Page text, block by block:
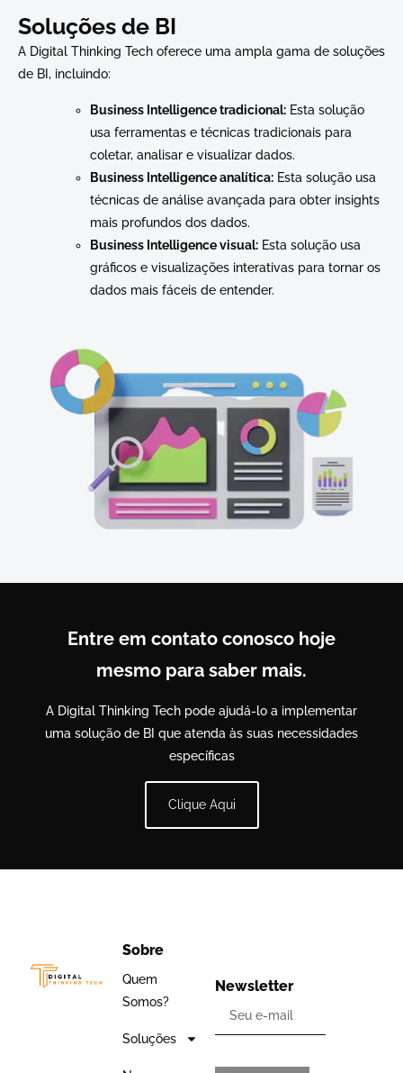
Soluções de BI
A Digital Thinking Tech oferece uma ampla gama de soluções
de BI, incluindo:
Business Intelligence tradicional: Esta solução
usa ferramentas e técnicas tradicionais para
coletar, analisar e visualizar dados.
Business Intelligence analítica: Esta solução usa
técnicas de análise avançada para obter insights
mais profundos dos dados.
Business Intelligence visual: Esta solução usa
gráficos e visualizações interativas para tornar os
dados mais fáceis de entender.
Entre em contato conosco hoje
mesmo para saber mais.
A Digital Thinking Tech pode ajudá-lo a implementar
uma solução de BI que atenda às suas necessidades
específicas
Clique Aqui
Sobre
Quem
Somos?
Soluções
Newsletter